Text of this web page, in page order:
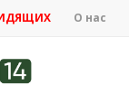
О нас